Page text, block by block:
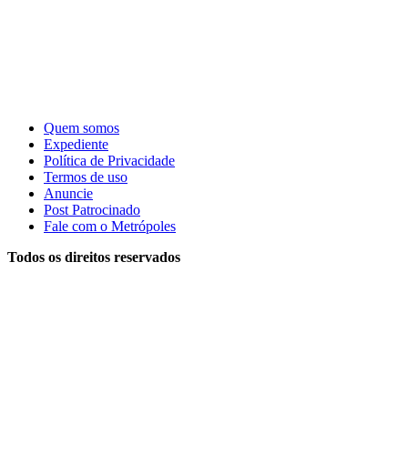
Quem somos
Expediente
Política de Privacidade
Termos de uso
Anuncie
Post Patrocinado
Fale com o Metrópoles
Todos os direitos reservados